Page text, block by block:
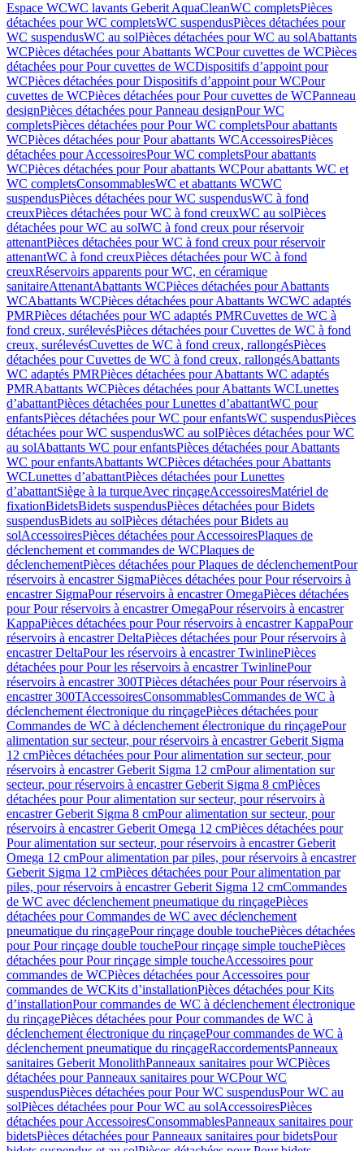
Espace WCWC lavants Geberit AquaCleanWC completsPièces
détachées pour WC completsWC suspendusPièces détachées pour
WC suspendusWC au solPièces détachées pour WC au solAbattants
WCPièces détachées pour Abattants WCPour cuvettes de WCPièces
détachées pour Pour cuvettes de WCDispositifs d’appoint pour
WCPièces détachées pour Dispositifs d’appoint pour WCPour
cuvettes de WCPièces détachées pour Pour cuvettes de WCPanneau
designPièces détachées pour Panneau designPour WC
completsPièces détachées pour Pour WC completsPour abattants
WCPièces détachées pour Pour abattants WCAccessoiresPièces
détachées pour AccessoiresPour WC completsPour abattants
WCPièces détachées pour Pour abattants WCPour abattants WC et
WC completsConsommablesWC et abattants WCWC
suspendusPièces détachées pour WC suspendusWC à fond
creuxPièces détachées pour WC à fond creuxWC au solPièces
détachées pour WC au solWC à fond creux pour réservoir
attenantPièces détachées pour WC à fond creux pour réservoir
attenantWC à fond creuxPièces détachées pour WC à fond
creuxRéservoirs apparents pour WC, en céramique
sanitaireAttenantAbattants WCPièces détachées pour Abattants
WCAbattants WCPièces détachées pour Abattants WCWC adaptés
PMRPièces détachées pour WC adaptés PMRCuvettes de WC à
fond creux, surélevésPièces détachées pour Cuvettes de WC à fond
creux, surélevésCuvettes de WC à fond creux, rallongésPièces
détachées pour Cuvettes de WC à fond creux, rallongésAbattants
WC adaptés PMRPièces détachées pour Abattants WC adaptés
PMRAbattants WCPièces détachées pour Abattants WCLunettes
d’abattantPièces détachées pour Lunettes d’abattantWC pour
enfantsPièces détachées pour WC pour enfantsWC suspendusPièces
détachées pour WC suspendusWC au solPièces détachées pour WC
au solAbattants WC pour enfantsPièces détachées pour Abattants
WC pour enfantsAbattants WCPièces détachées pour Abattants
WCLunettes d’abattantPièces détachées pour Lunettes
d’abattantSiège à la turqueAvec rinçageAccessoiresMatériel de
fixationBidetsBidets suspendusPièces détachées pour Bidets
suspendusBidets au solPièces détachées pour Bidets au
solAccessoiresPièces détachées pour AccessoiresPlaques de
déclenchement et commandes de WCPlaques de
déclenchementPièces détachées pour Plaques de déclenchementPour
réservoirs à encastrer SigmaPièces détachées pour Pour réservoirs à
encastrer SigmaPour réservoirs à encastrer OmegaPièces détachées
pour Pour réservoirs à encastrer OmegaPour réservoirs à encastrer
KappaPièces détachées pour Pour réservoirs à encastrer KappaPour
réservoirs à encastrer DeltaPièces détachées pour Pour réservoirs à
encastrer DeltaPour les réservoirs à encastrer TwinlinePièces
détachées pour Pour les réservoirs à encastrer TwinlinePour
réservoirs à encastrer 300TPièces détachées pour Pour réservoirs à
encastrer 300TAccessoiresConsommablesCommandes de WC à
déclenchement électronique du rinçagePièces détachées pour
Commandes de WC à déclenchement électronique du rinçagePour
alimentation sur secteur, pour réservoirs à encastrer Geberit Sigma
12 cmPièces détachées pour Pour alimentation sur secteur, pour
réservoirs à encastrer Geberit Sigma 12 cmPour alimentation sur
secteur, pour réservoirs à encastrer Geberit Sigma 8 cmPièces
détachées pour Pour alimentation sur secteur, pour réservoirs à
encastrer Geberit Sigma 8 cmPour alimentation sur secteur, pour
réservoirs à encastrer Geberit Omega 12 cmPièces détachées pour
Pour alimentation sur secteur, pour réservoirs à encastrer Geberit
Omega 12 cmPour alimentation par piles, pour réservoirs à encastrer
Geberit Sigma 12 cmPièces détachées pour Pour alimentation par
piles, pour réservoirs à encastrer Geberit Sigma 12 cmCommandes
de WC avec déclenchement pneumatique du rinçagePièces
détachées pour Commandes de WC avec déclenchement
pneumatique du rinçagePour rinçage double touchePièces détachées
pour Pour rinçage double touchePour rinçage simple touchePièces
détachées pour Pour rinçage simple toucheAccessoires pour
commandes de WCPièces détachées pour Accessoires pour
commandes de WCKits d’installationPièces détachées pour Kits
d’installationPour commandes de WC à déclenchement électronique
du rinçagePièces détachées pour Pour commandes de WC à
déclenchement électronique du rinçagePour commandes de WC à
déclenchement pneumatique du rinçageRaccordementsPanneaux
sanitaires Geberit MonolithPanneaux sanitaires pour WCPièces
détachées pour Panneaux sanitaires pour WCPour WC
suspendusPièces détachées pour Pour WC suspendusPour WC au
solPièces détachées pour Pour WC au solAccessoiresPièces
détachées pour AccessoiresConsommablesPanneaux sanitaires pour
bidetsPièces détachées pour Panneaux sanitaires pour bidetsPour